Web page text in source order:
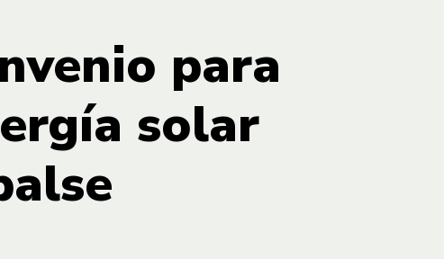
para
solar